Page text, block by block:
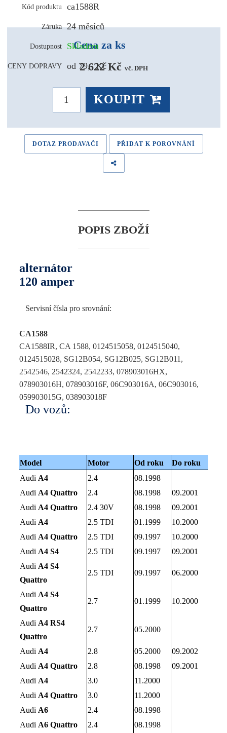
Kód produktu ca1588R
Záruka 24 měsíců
Dostupnost Skladem
CENY DOPRAVY od 79,- Kč
Cena za ks
2 622 Kč vč. DPH
KOUPIT
DOTAZ PRODAVAČI PŘIDAT K POROVNÁNÍ
POPIS ZBOŽÍ
alternátor
120 amper
Servisní čísla pro srovnání:
CA1588
CA1588IR, CA 1588, 0124515058, 0124515040,
0124515028, SG12B054, SG12B025, SG12B011,
2542546, 2542324, 2542233, 078903016HX,
078903016H, 078903016F, 06C903016A, 06C903016,
059903015G, 038903018F
Do vozů:
Model Motor Od roku
Do roku
Audi A4 2.4
08.1998
Audi A4 Quattro 2.4 08.1998
09.2001
Audi A4 Quattro 2.4 30V 08.1998
09.2001
Audi A4 2.5 TDI 01.1999
10.2000
Audi A4 Quattro 2.5 TDI 09.1997
10.2000
Audi A4 S4 2.5 TDI 09.1997
09.2001
Audi A4 S4
Quattro
2.5 TDI 09.1997 06.2000
Audi A4 S4
Quattro
2.7 01.1999 10.2000
Audi A4 RS4
Quattro
2.7 05.2000
Audi A4 2.8 05.2000
09.2002
Audi A4 Quattro 2.8 08.1998
09.2001
Audi A4 3.0
11.2000
Audi A4 Quattro 3.0
11.2000
Audi A6 2.4
08.1998
Audi A6 Quattro 2.4 08.1998